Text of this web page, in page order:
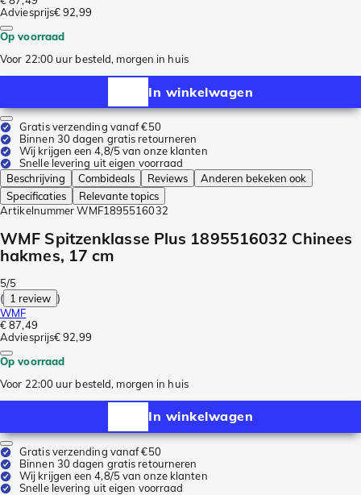
Adviesprijs€ 92,99
Op voorraad
Voor 22:00 uur besteld, morgen in huis
In winkelwagen
Gratis verzending vanaf €50
Binnen 30 dagen gratis retourneren
Wij krijgen een 4,8/5 van onze klanten
Snelle levering uit eigen voorraad
Beschrijving
Combideals Reviews
Anderen bekeken ook
Specificaties
Relevante topics
Artikelnummer WMF1895516032
WMF Spitzenklasse Plus 1895516032 Chinees
hakmes, 17 cm
5/5
( 1 review )
WMF
€ 87,49
Adviesprijs€ 92,99
Op voorraad
Voor 22:00 uur besteld, morgen in huis
In winkelwagen
Gratis verzending vanaf €50
Binnen 30 dagen gratis retourneren
Wij krijgen een 4,8/5 van onze klanten
Snelle levering uit eigen voorraad